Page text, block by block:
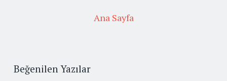
Ana Sayfa
Beğenilen Yazılar